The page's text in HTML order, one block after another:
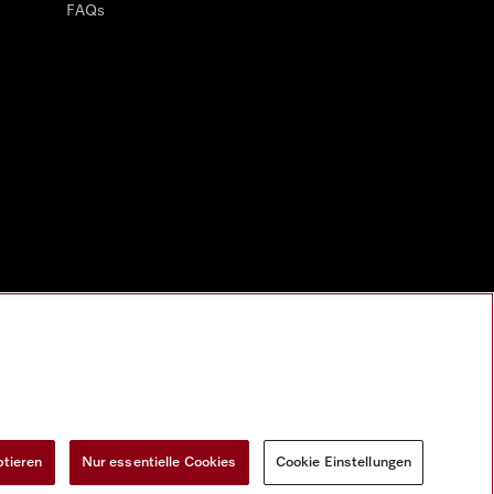
FAQs
Nur essentielle Cookies Cookie Einstellungen